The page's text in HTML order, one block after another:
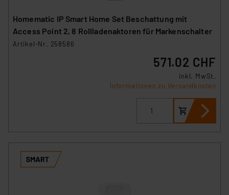
Homematic IP Smart Home Set Beschattung mit
Access Point 2, 8 Rollladenaktoren für Markenschalter
Artikel-Nr. 258586
571.02 CHF
inkl. MwSt.
Informationen zu Versandkosten